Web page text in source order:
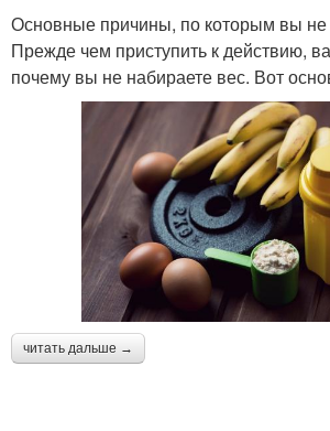
Основные причины, по которым вы не
Прежде чем приступить к действию,
почему вы не набираете вес. Вот
читать дальше →